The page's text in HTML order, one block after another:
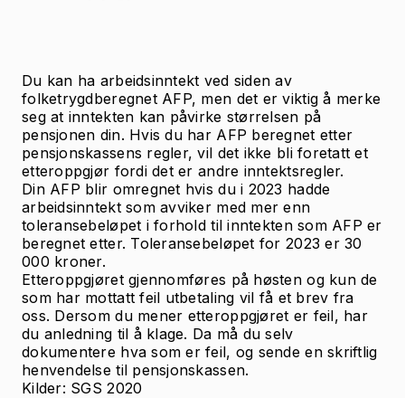
Du kan ha arbeidsinntekt ved siden av
folketrygdberegnet AFP, men det er viktig å merke
seg at inntekten kan påvirke størrelsen på
pensjonen din. Hvis du har AFP beregnet etter
pensjonskassens regler, vil det ikke bli foretatt et
etteroppgjør fordi det er andre inntektsregler.
Din AFP blir omregnet hvis du i 2023 hadde
arbeidsinntekt som avviker med mer enn
toleransebeløpet i forhold til inntekten som AFP er
beregnet etter. Toleransebeløpet for 2023 er 30
000 kroner.
Etteroppgjøret gjennomføres på høsten og kun de
som har mottatt feil utbetaling vil få et brev fra
oss. Dersom du mener etteroppgjøret er feil, har
du anledning til å klage. Da må du selv
dokumentere hva som er feil, og sende en skriftlig
henvendelse til pensjonskassen.
Kilder: SGS 2020